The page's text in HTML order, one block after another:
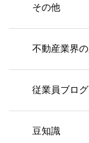
その他
不動産業界
従業員ブログ
豆知識